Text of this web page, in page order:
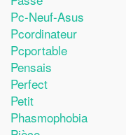
Pc-Neuf-Asus
Pcordinateur
Pcportable
Pensais
Perfect
Petit
Phasmophobia